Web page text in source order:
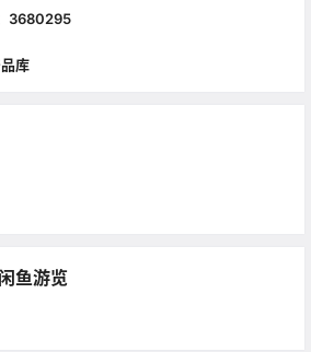
3680295
库
鱼游览